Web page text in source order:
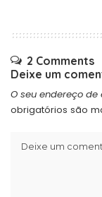
2 Comments
Deixe um
O seu endereço
obrigatórios são